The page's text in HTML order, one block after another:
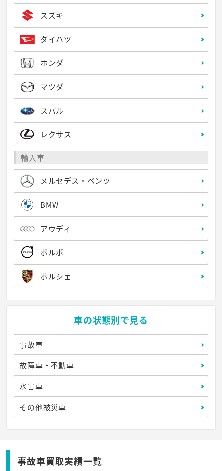
スズキ
ダイハツ
ホンダ
マツダ
スバル
レクサス
輸入車
メルセデス・ベンツ
BMW
アウディ
ボルボ
ポルシェ
車の状態別で見る
事故車
故障車・不動車
水害車
その他被災車
事故車買取実績一覧